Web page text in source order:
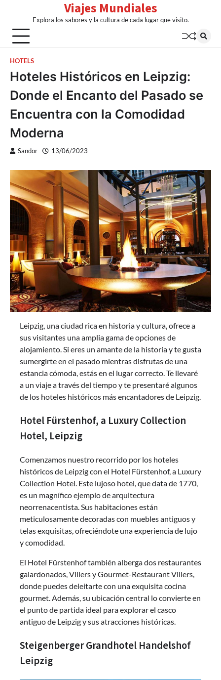
content
Viajes Mundiales
Explora los sabores y la cultura de cada lugar que visito.
HOTELS
Hoteles Históricos en Leipzig:
Donde el Encanto del Pasado se
Encuentra con la Comodidad
Moderna
Sandor 13/06/2023
Leipzig, una ciudad rica en historia y cultura, ofrece a
sus visitantes una amplia gama de opciones de
alojamiento. Si eres un amante de la historia y te gusta
sumergirte en el pasado mientras disfrutas de una
estancia cómoda, estás en el lugar correcto. Te llevaré
a un viaje a través del tiempo y te presentaré algunos
de los hoteles históricos más encantadores de Leipzig.
Hotel Fürstenhof, a Luxury Collection
Hotel, Leipzig
Comenzamos nuestro recorrido por los hoteles
históricos de Leipzig con el Hotel Fürstenhof, a Luxury
Collection Hotel. Este lujoso hotel, que data de 1770,
es un magnífico ejemplo de arquitectura
neorrenacentista. Sus habitaciones están
meticulosamente decoradas con muebles antiguos y
telas exquisitas, ofreciéndote una experiencia de lujo
y comodidad.
El Hotel Fürstenhof también alberga dos restaurantes
galardonados, Villers y Gourmet-Restaurant Villers,
donde puedes deleitarte con una exquisita cocina
gourmet. Además, su ubicación central lo convierte en
el punto de partida ideal para explorar el casco
antiguo de Leipzig y sus atracciones históricas.
Steigenberger Grandhotel Handelshof
Leipzig